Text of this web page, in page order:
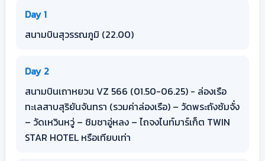
Day 1
สนามบินสุวรรณภูมิ (22.00)
Day 2
สนามบินเถาหยวน VZ 566 (01.50-06.25) - ล่องเรือ
ทะเลสาบสุริยันจันทรา (รวมค่าล่องเรือ) – วัดพระถังซัมจั๋ง
– วัดเหวินหวู่ – ชิมชาอู่หลง – ไถจงไนท์มาร์เก็ต TWIN
STAR HOTEL หรือเทียบเท่า